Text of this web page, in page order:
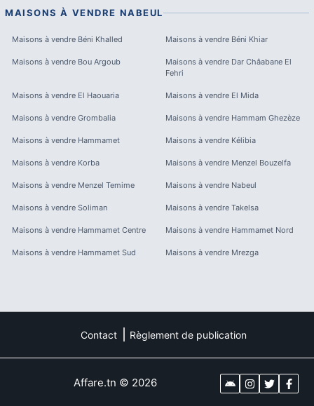
MAISONS À VENDRE NABEUL
Maisons à vendre Béni Khalled Maisons à vendre Béni Khiar
Maisons à vendre Bou Argoub Maisons à vendre Dar Châabane El
Fehri
Maisons à vendre El Haouaria Maisons à vendre El Mida
Maisons à vendre Grombalia Maisons à vendre Hammam Ghezèze
Maisons à vendre Hammamet Maisons à vendre Kélibia
Maisons à vendre Korba Maisons à vendre Menzel Bouzelfa
Maisons à vendre Menzel Temime Maisons à vendre Nabeul
Maisons à vendre Soliman Maisons à vendre Takelsa
Maisons à vendre Hammamet Centre Maisons à vendre Hammamet Nord
Maisons à vendre Hammamet Sud Maisons à vendre Mrezga
Contact Règlement de publication
Affare.tn © 2026